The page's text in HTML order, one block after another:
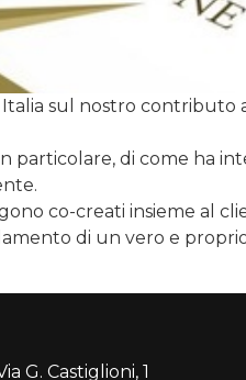
sul nostro contributo
particolare, di come ha
co-creati insieme al
di un vero e
G. Castiglioni, 1